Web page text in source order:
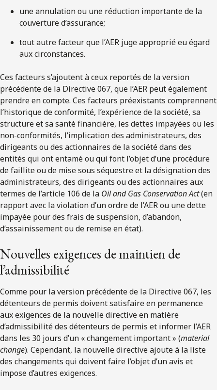
une annulation ou une réduction importante de la
couverture d’assurance;
tout autre facteur que l’AER juge approprié eu égard
aux circonstances.
Ces facteurs s’ajoutent à ceux reportés de la version
précédente de la Directive 067, que l’AER peut également
prendre en compte. Ces facteurs préexistants comprennent
l’historique de conformité, l’expérience de la société, sa
structure et sa santé financière, les dettes impayées ou les
non-conformités, l’implication des administrateurs, des
dirigeants ou des actionnaires de la société dans des
entités qui ont entamé ou qui font l’objet d’une procédure
de faillite ou de mise sous séquestre et la désignation des
administrateurs, des dirigeants ou des actionnaires aux
termes de l’article 106 de la Oil and Gas Conservation Act(en
rapport avec la violation d’un ordre de l’AER ou une dette
impayée pour des frais de suspension, d’abandon,
d’assainissement ou de remise en état).
Nouvelles exigences de maintien de
l’admissibilité
Comme pour la version précédente de la Directive 067, les
détenteurs de permis doivent satisfaire en permanence
aux exigences de la nouvelle directive en matière
d’admissibilité des détenteurs de permis et informer l’AER
dans les 30 jours d’un « changement important » (material
change). Cependant, la nouvelle directive ajoute à la liste
des changements qui doivent faire l’objet d’un avis et
impose d’autres exigences.